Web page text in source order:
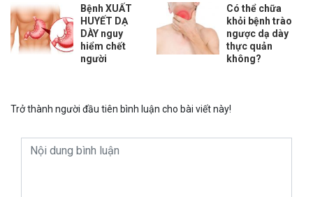
Bệnh XUẤT
HUYẾT DẠ
DÀY nguy
hiểm chết
người
Có thể chữa
khỏi bệnh trào
ngược dạ dày
thực quản
không?
Trở thành người đầu tiên bình luận cho bài viết này!